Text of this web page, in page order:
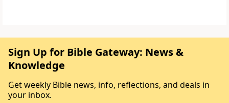
Sign Up for Bible Gateway: News &
Knowledge
Get weekly Bible news, info, reflections, and deals in
your inbox.